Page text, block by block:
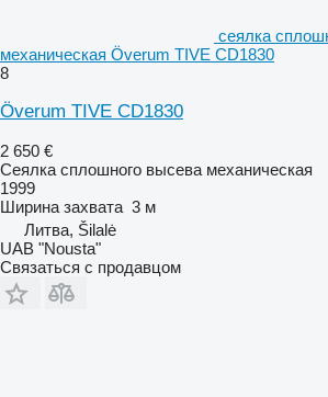
сеялка
механическая Överum TIVE CD1830
8
Överum TIVE CD1830
2 650 €
Сеялка сплошного высева механическая
1999
Ширина захвата 3 м
Литва, Šilalė
UAB "Nousta"
Связаться с продавцом